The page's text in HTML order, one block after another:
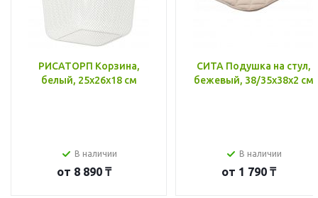
РИСАТОРП Корзина,
белый, 25x26x18 см
В наличии
от 8 890 ₸
СИТА Подушка на стул,
бежевый, 38/35x38x2 см
В наличии
от 1 790 ₸